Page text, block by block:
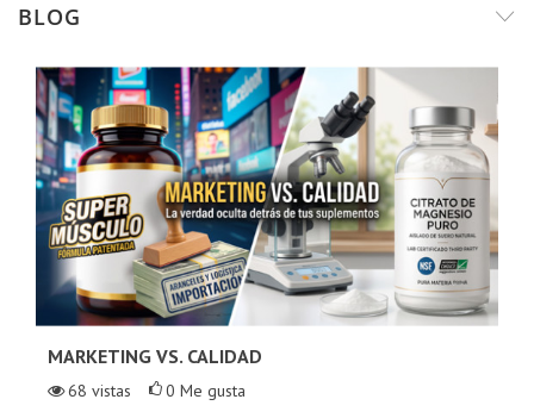
BLOG
MARKETING VS. CALIDAD
68 vistas 0 Me gusta